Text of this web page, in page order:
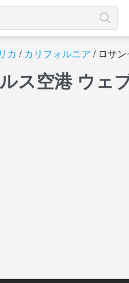
カ カリフォルニア ロサ
ス空港 ウェ